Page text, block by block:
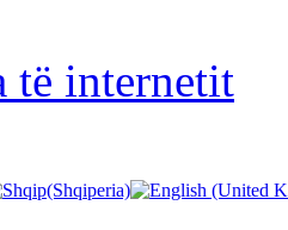
të internetit